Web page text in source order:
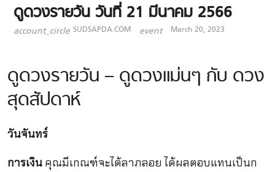
ดูดวงรายวัน วันที่ 21 มีนาคม 2566
account_circle SUDSAPDA.COM event March 20, 2023
ดูดวงรายวัน – ดูดวงแม่นๆ กับ ดวง
สุดสัปดาห์
วันจันทร์
การเงิน คุณมีเกณฑ์จะได้ลาภลอย ได้ผลตอบแทนเป็นก